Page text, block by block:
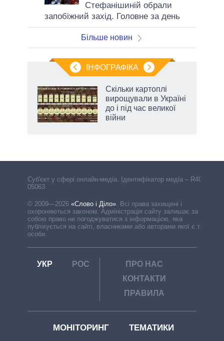
Стефанішиній обрали
запобіжний захід. Головне за день
Більше новин
ІНФОГРАФІКА
Скільки картоплі
вирощували в Україні
до і під час великої
війни
Cуб'єкт у сфері онлайн-медіа. Ідентифікатор медіа – R40-
05063
© 2009—2026 «Слово і Діло». Всі права захищені і
охороняються законом. Адміністрація сайту залишає за
собою право не погоджуватися з інформацією, яка
публікується на сайті, власниками або авторами якої є треті
особи.
УКР РОС
ПРО НАС
КОНТАКТИ
ПРАВИЛА
МОНІТОРИНГ ТЕМАТИКИ